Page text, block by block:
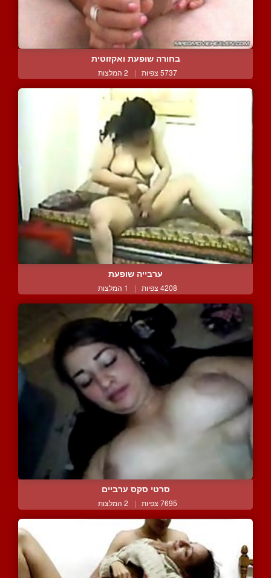
בחורה שופעת ואקזוטית
5737 צפיות | 2 המלצות
ערבייה שופעת
4208 צפיות | 1 המלצות
סרטי סקס ערביים
7695 צפיות | 2 המלצות